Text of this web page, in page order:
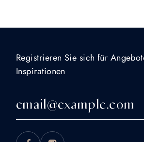
Registrieren Sie sich für
Inspirationen